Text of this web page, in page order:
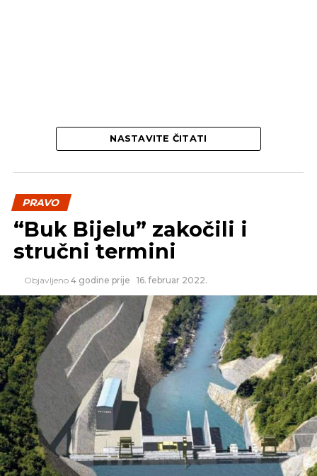
NASTAVITE ČITATI
PRAVO
“Buk Bijelu” zakočili i
stručni termini
Objavljeno 4 godine prije 16. februar 2022.